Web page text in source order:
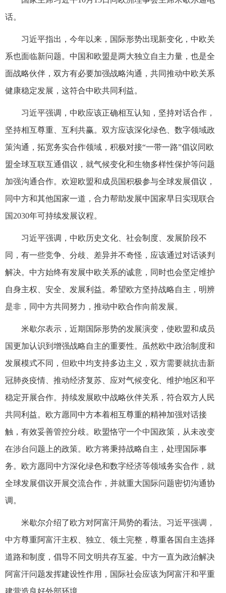
话。
习近平指出，今年以来，国际形势出现新变化，中欧关
系也面临新问题。中国和欧盟是两大独立自主力量，也是全
面战略伙伴，双方有必要加强战略沟通，共同推动中欧关系
健康稳定发展，这符合中欧共同利益。
习近平强调，中欧应该正确相互认知，坚持对话合作，
坚持相互尊重、互利共赢。双方应该深化绿色、数字领域政
策沟通，拓宽务实合作领域，积极对接“一带一路”倡议同欧
盟全球互联互通倡议，就气候变化和生物多样性保护等问题
加强沟通合作。欢迎欧盟和成员国积极参与全球发展倡议，
同中方和其他国家一道，合力帮助发展中国家早日实现联合
国2030年可持续发展议程。
习近平强调，中欧历史文化、社会制度、发展阶段不
同，有一些竞争、分歧、差异并不奇怪，应该通过对话谈判
解决。中方始终有发展中欧关系的诚意，同时也会坚定维护
自身主权、安全、发展利益。希望欧方坚持战略自主，明辨
是非，同中方共同努力，推动中欧合作向前发展。
米歇尔表示，近期国际形势的发展演变，使欧盟和成员
国更加认识到增强战略自主的重要性。虽然欧中政治制度和
发展模式不同，但欧中均支持多边主义，双方需要就抗击新
冠肺炎疫情、推动经济复苏、应对气候变化、维护地区和平
稳定开展合作。持续发展欧中战略伙伴关系，符合双方人民
共同利益。欧方愿同中方本着相互尊重的精神加强对话接
触，有效妥善管控分歧。欧盟恪守一个中国政策，从未改变
在涉台问题上的政策。欧方将秉持战略自主，处理国际事
务。欧方愿同中方深化绿色和数字经济等领域务实合作，就
全球发展倡议开展交流合作，并就重大国际问题密切沟通协
调。
米歇尔介绍了欧方对阿富汗局势的看法。习近平强调，
中方尊重阿富汗主权、独立、领土完整，尊重各国自主选择
道路和制度，倡导不同文明共存互鉴。中方一直为政治解决
阿富汗问题发挥建设性作用，国际社会应该为阿富汗和平重
建营造良好外部环境。